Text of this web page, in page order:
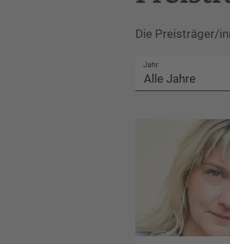
Die Preisträger/
Jahr